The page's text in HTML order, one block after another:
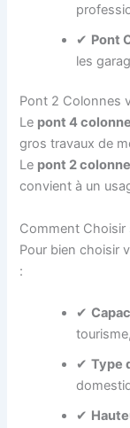
✔ Pont
les
Pont 2 Colonnes
Le pont 4
gros travaux de
Le pont 2
convient à un
Comment
Pour bien choisir
:
✔
✔Type
✔